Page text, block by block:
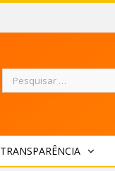
Pesquisar
TRANSPARÊNCIA